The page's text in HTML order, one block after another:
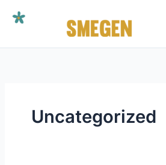
naar
inhoud
Uncategorized